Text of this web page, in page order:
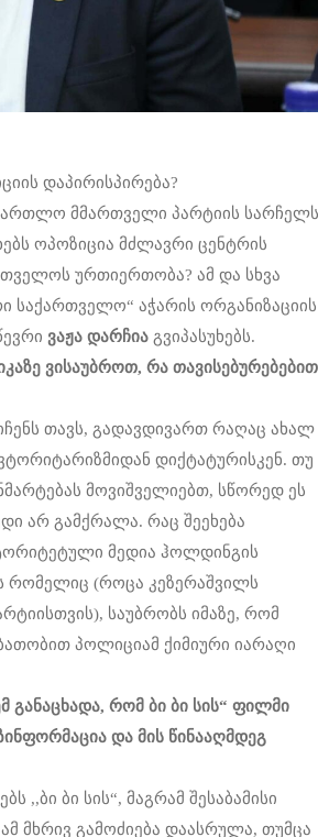
დაპირისპირება?
მმართველი პარტიის სარჩელს
ოპოზიცია მძლავრი ცენტრის
ურთიერთობა? ამ და სხვა
აჭარის ორგანიზაციის
ვაჟა დარჩია გვიპასუხებს.
ვისაუბროთ, რა თავისებურებებით
თავს, გადავდივართ რაღაც ახალ
დიქტატურისკენ. თუ
მოვიშველიებთ, სწორედ ეს
არ გამქრალა. რაც შეეხება
მედია ჰოლდინგის
რომელიც (როცა კეზერაშვილს
საუბრობს იმაზე, რომ
პოლიციამ ქიმიური იარაღი
განაცხადა, რომ ბი ბი სის“ ფილმი
და მის წინააღმდეგ
,,ბი ბი სის“, მაგრამ შესაბამისი
მხრივ გამოძიება დაასრულა, თუმცა